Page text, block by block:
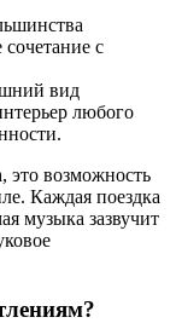
с
вид
любого
это возможность
Каждая поездка
музыка зазвучит